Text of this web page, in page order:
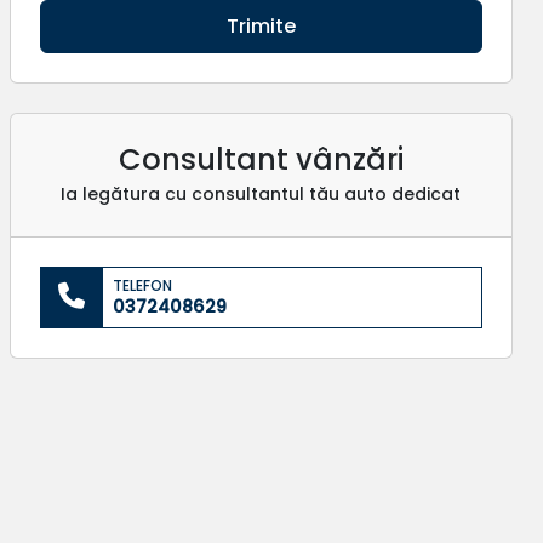
Trimite
Consultant vânzări
Ia legătura cu consultantul tău auto dedicat
TELEFON
0372408629